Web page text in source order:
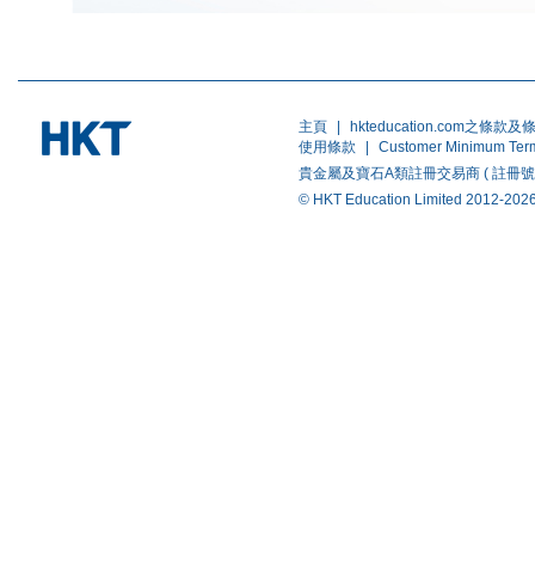
主頁
hkteducation.com之條款及
使用條款
Customer Minimum
貴金屬及寶石A類註冊交易商 ( 註冊
© HKT Education Limited 2012-